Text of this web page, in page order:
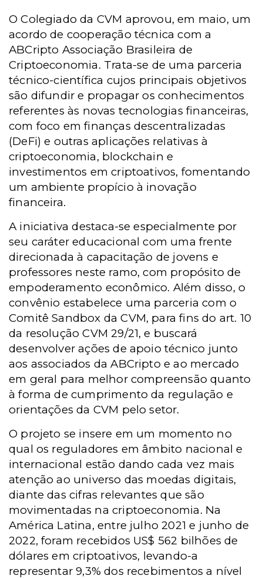
O Colegiado da CVM aprovou, em maio, um
acordo de cooperação técnica com a
ABCripto Associação Brasileira de
Criptoeconomia. Trata-se de uma parceria
técnico-científica cujos principais objetivos
são difundir e propagar os conhecimentos
referentes às novas tecnologias financeiras,
com foco em finanças descentralizadas
(DeFi) e outras aplicações relativas à
criptoeconomia, blockchain e
investimentos em criptoativos, fomentando
um ambiente propício à inovação
financeira.
A iniciativa destaca-se especialmente por
seu caráter educacional com uma frente
direcionada à capacitação de jovens e
professores neste ramo, com propósito de
empoderamento econômico. Além disso, o
convênio estabelece uma parceria com o
Comitê Sandbox da CVM, para fins do art. 10
da resolução CVM 29/21, e buscará
desenvolver ações de apoio técnico junto
aos associados da ABCripto e ao mercado
em geral para melhor compreensão quanto
à forma de cumprimento da regulação e
orientações da CVM pelo setor.
O projeto se insere em um momento no
qual os reguladores em âmbito nacional e
internacional estão dando cada vez mais
atenção ao universo das moedas digitais,
diante das cifras relevantes que são
movimentadas na criptoeconomia. Na
América Latina, entre julho 2021 e junho de
2022, foram recebidos US$ 562 bilhões de
dólares em criptoativos, levando-a
representar 9,3% dos recebimentos a nível